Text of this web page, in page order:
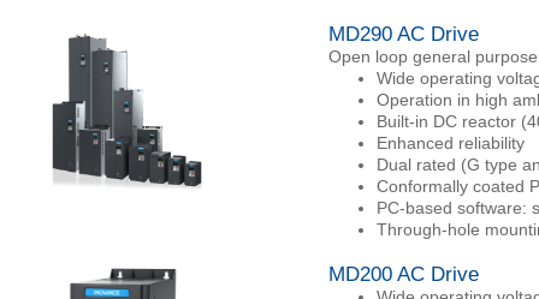
MD290 AC Drive
Open loop general
Wide operating
Operation in high
Built-in DC reactor
Enhanced reliability
Dual rated (G type
Conformally coated
PC-based software:
Through-hole
MD200 AC Drive